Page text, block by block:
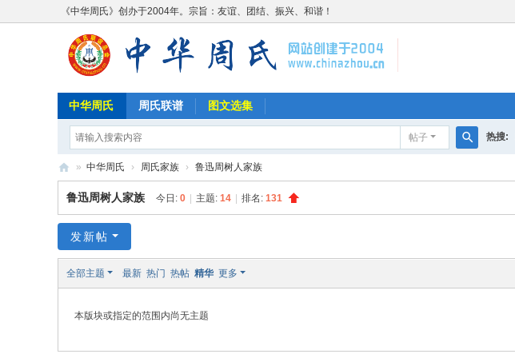
《中华周氏》创办于2004年。宗旨：友谊、团结、振兴、和谐！
中华周氏 周氏联谱 图文选集
帖子
索
热搜:
《
中
周
» 中华周氏 › 周氏家族 › 鲁迅周树人家族
鲁迅周树人家族 今日: 0 主题: 14 排名: 131
发新帖
全部主题 最新 热门 热帖 精华 更多
本版块或指定的范围内尚无主题